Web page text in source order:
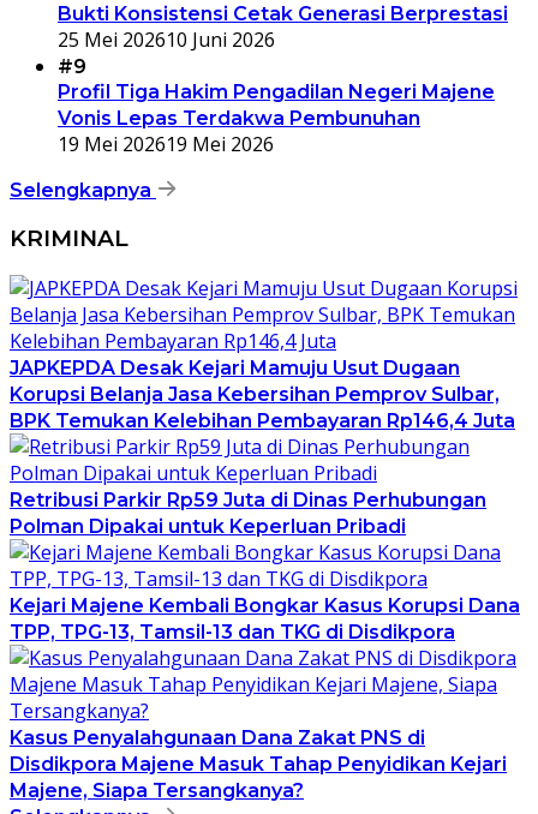
Bukti Konsistensi Cetak Generasi Berprestasi
25 Mei 202610 Juni 2026
#9
Profil Tiga Hakim Pengadilan Negeri Majene
Vonis Lepas Terdakwa Pembunuhan
19 Mei 202619 Mei 2026
Selengkapnya
KRIMINAL
JAPKEPDA Desak Kejari Mamuju Usut Dugaan
Korupsi Belanja Jasa Kebersihan Pemprov Sulbar,
BPK Temukan Kelebihan Pembayaran Rp146,4 Juta
Retribusi Parkir Rp59 Juta di Dinas Perhubungan
Polman Dipakai untuk Keperluan Pribadi
Kejari Majene Kembali Bongkar Kasus Korupsi Dana
TPP, TPG-13, Tamsil-13 dan TKG di Disdikpora
Kasus Penyalahgunaan Dana Zakat PNS di
Disdikpora Majene Masuk Tahap Penyidikan Kejari
Majene, Siapa Tersangkanya?